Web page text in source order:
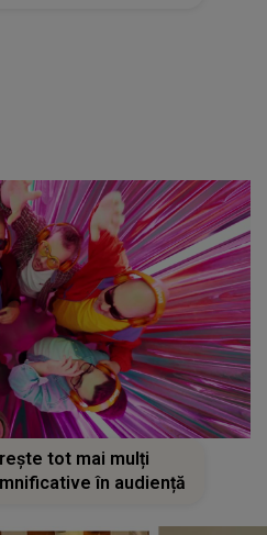
tot mai mulți
în audiență